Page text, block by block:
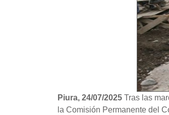
Piura, 24/07/2025Tras las
la Comisión Permanente del